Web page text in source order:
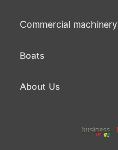
Commercial machinery
Boats
About Us